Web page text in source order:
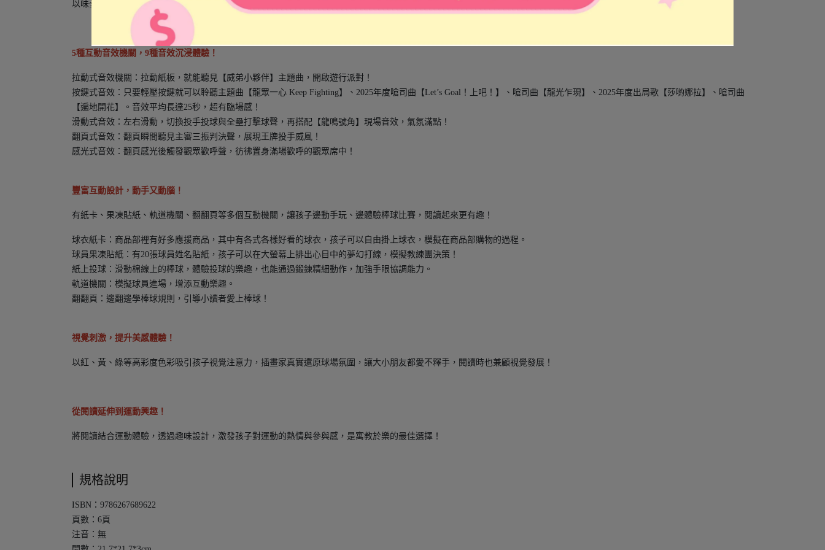
以味全龍主場——天母棒球場為背景，設計出壯觀的立體結構：二樓大廳、球場大螢幕、啦啦隊舞台、MVP頒獎台等，打造沉浸式3D場景，帶來近距離的真實感受。
5種互動音效機關，9種音效沉浸體驗！
拉動式音效機關：拉動紙板，就能聽見【威弟小夥伴】主題曲，開啟遊行派對！
按鍵式音效：只要輕壓按鍵就可以聆聽主題曲【龍眾一心 Keep Fighting】、2025年度嗆司曲【Let’s Goal！上吧！】、嗆司曲【龍光乍現】、2025年度出局歌【莎喲娜拉】、嗆司曲
【遍地開花】。音效平均長達25秒，超有臨場感！
滑動式音效：左右滑動，切換投手投球與全壘打擊球聲，再搭配【龍鳴號角】現場音效，氣氛滿點！
翻頁式音效：翻頁瞬間聽見主審三振判決聲，展現王牌投手威風！
感光式音效：翻頁感光後觸發觀眾歡呼聲，彷彿置身滿場歡呼的觀眾席中！
豐富互動設計，動手又動腦！
有紙卡、果凍貼紙、軌道機關、翻翻頁等多個互動機關，讓孩子邊動手玩、邊體驗棒球比賽，閱讀起來更有趣！
球衣紙卡：商品部裡有好多應援商品，其中有各式各樣好看的球衣，孩子可以自由掛上球衣，模擬在商品部購物的過程。
球員果凍貼紙：有20張球員姓名貼紙，孩子可以在大螢幕上排出心目中的夢幻打線，模擬教練團決策！
紙上投球：滑動棉線上的棒球，體驗投球的樂趣，也能通過鍛鍊精細動作，加強手眼協調能力。
軌道機關：模擬球員進場，增添互動樂趣。
翻翻頁：邊翻邊學棒球規則，引導小讀者愛上棒球！
視覺刺激，提升美感體驗！
以紅、黃、綠等高彩度色彩吸引孩子視覺注意力，插畫家真實還原球場氛圍，讓大小朋友都愛不釋手，閱讀時也兼顧視覺發展！
從閱讀延伸到運動興趣！
將閱讀結合運動體驗，透過趣味設計，激發孩子對運動的熱情與參與感，是寓教於樂的最佳選擇！
規格說明
ISBN：9786267689622
頁數：6頁
注音：無